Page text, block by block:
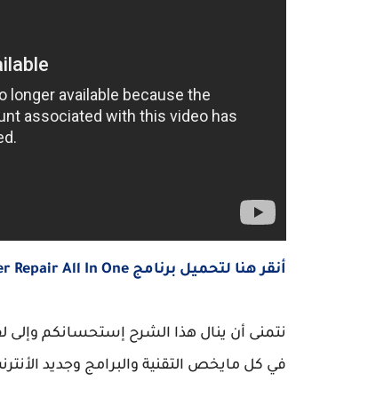
أنقر هنا لتحميل برنامج NetAdapter Repair All In One
نتمنى أن ينال هذا الشرح إستحسانكم وإلى
في كل مايخص التقنية والبرامج وجديد